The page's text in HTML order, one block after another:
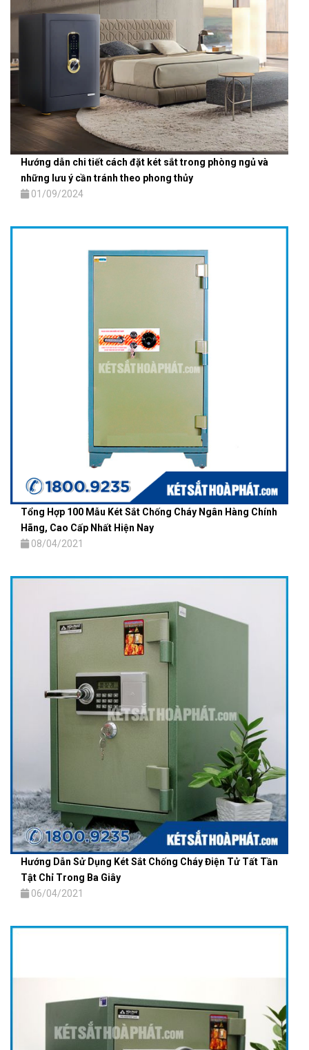
Hướng dẫn chi tiết cách đặt két sắt trong phòng ngủ và
những lưu ý cần tránh theo phong thủy
01/09/2024
Tổng Hợp 100 Mẫu Két Sắt Chống Cháy Ngân Hàng Chính
Hãng, Cao Cấp Nhất Hiện Nay
08/04/2021
Hướng Dẫn Sử Dụng Két Sắt Chống Cháy Điện Tử Tất Tần
Tật Chỉ Trong Ba Giây
06/04/2021